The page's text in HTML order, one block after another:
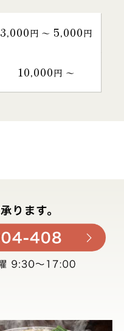
3,000円 〜 5,000円
10,000円 〜